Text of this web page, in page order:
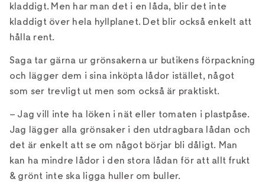
kladdigt. Men har man det i en låda, blir det inte
kladdigt över hela hyllplanet. Det blir också enkelt att
hålla rent.
Saga tar gärna ur grönsakerna ur butikens förpackning
och lägger dem i sina inköpta lådor istället, något
som ser trevligt ut men som också är praktiskt.
– Jag vill inte ha löken i nät eller tomaten i plastpåse.
Jag lägger alla grönsaker i den utdragbara lådan och
det är enkelt att se om något börjar bli dåligt. Man
kan ha mindre lådor i den stora lådan för att allt frukt
& grönt inte ska ligga huller om buller.